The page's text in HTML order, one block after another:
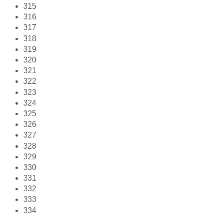
315
316
317
318
319
320
321
322
323
324
325
326
327
328
329
330
331
332
333
334